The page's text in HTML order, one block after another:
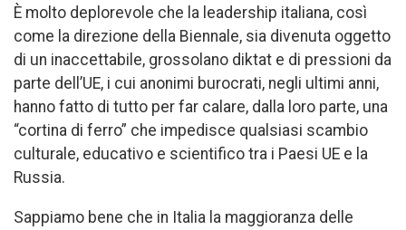
È molto deplorevole che la leadership italiana, così
come la direzione della Biennale, sia divenuta oggetto
di un inaccettabile, grossolano diktat e di pressioni da
parte dell’UE, i cui anonimi burocrati, negli ultimi anni,
hanno fatto di tutto per far calare, dalla loro parte, una
“cortina di ferro” che impedisce qualsiasi scambio
culturale, educativo e scientifico tra i Paesi UE e la
Russia.
Sappiamo bene che in Italia la maggioranza delle